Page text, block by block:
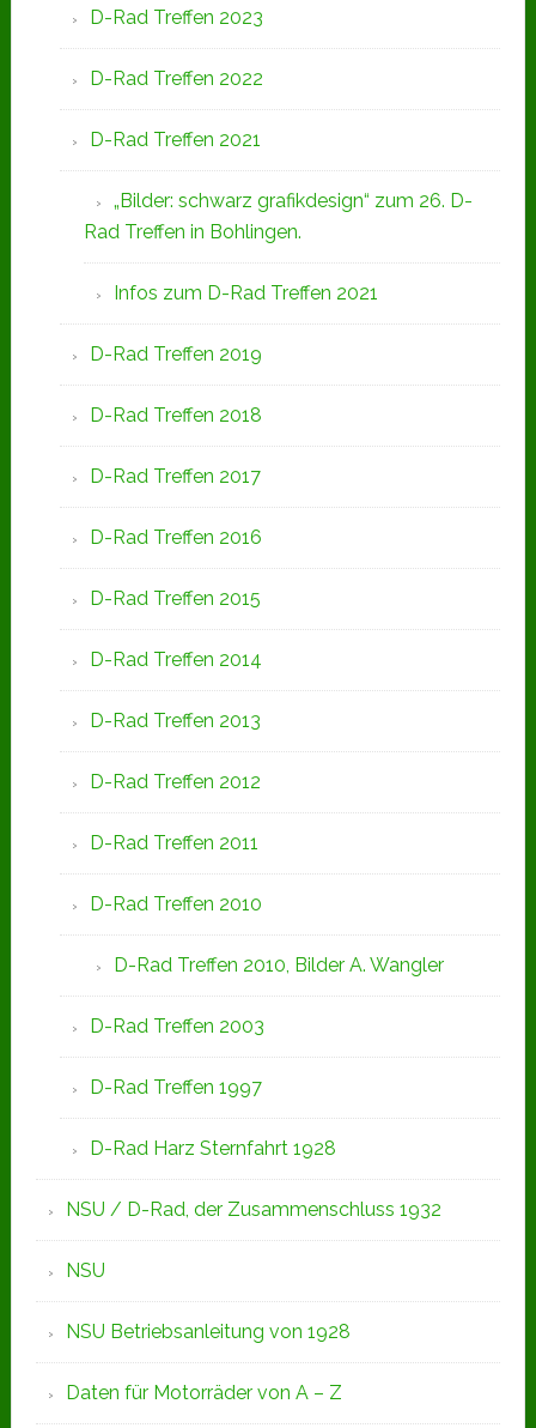
D-Rad Treffen 2023
D-Rad Treffen 2022
D-Rad Treffen 2021
„Bilder: schwarz grafikdesign“ zum 26. D-
Rad Treffen in Bohlingen.
Infos zum D-Rad Treffen 2021
D-Rad Treffen 2019
D-Rad Treffen 2018
D-Rad Treffen 2017
D-Rad Treffen 2016
D-Rad Treffen 2015
D-Rad Treffen 2014
D-Rad Treffen 2013
D-Rad Treffen 2012
D-Rad Treffen 2011
D-Rad Treffen 2010
D-Rad Treffen 2010, Bilder A. Wangler
D-Rad Treffen 2003
D-Rad Treffen 1997
D-Rad Harz Sternfahrt 1928
NSU / D-Rad, der Zusammenschluss 1932
NSU
NSU Betriebsanleitung von 1928
Daten für Motorräder von A – Z